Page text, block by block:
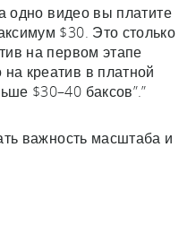
одно видео вы платите
$30. Это столько
на первом этапе
креатив в платной
$30–40 баксов”.”
важность масштаба и